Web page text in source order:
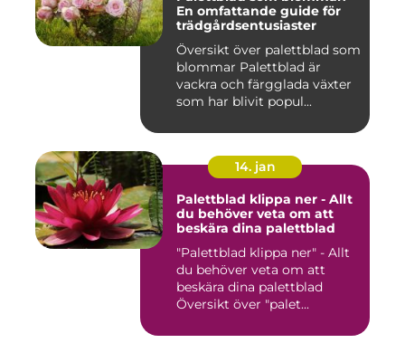
En omfattande guide för
trädgårdsentusiaster
Översikt över palettblad som
blommar Palettblad är
vackra och färgglada växter
som har blivit popul...
14. jan
Palettblad klippa ner - Allt
du behöver veta om att
beskära dina palettblad
"Palettblad klippa ner" - Allt
du behöver veta om att
beskära dina palettblad
Översikt över "palet...